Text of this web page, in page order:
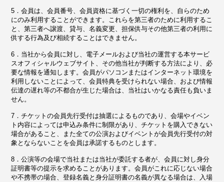
5．会員は、会員番号、会員資格に基づく一切の権利を、自らのため
にのみ利用することができます。これらを第三者のために利用するこ
と、第三者へ譲渡、貸与、名義変更、担保供与その他第三者の利用に
供する行為及び相続することはできません。
6．当社から会員に対し、電子メールおよび当社の運営する本サービ
スオフィシャルウェブサイト、その他当社が判断する方法により、必
要な情報を通知します。会員がパソコンまたはインターネット環境を
利用しないことによって、会員特典を受けられない場合、および情報
伝達の遅れ等の不都合が生じた場合は、当社はいかなる責任も負いま
せん。
7．チケットの会員先行受付は抽選によるものであり、会場やイベン
ト内容によっては申込み条件に制限があり、チケットを購入できない
場合があること、また全ての公演およびイベントが会員先行受付の対
象とならないことを会員は承諾するものとします。
8．公演等の会場で当社または当社が委託する者が、会員に対し身分
証明書等の提示を求めることがあります。会員がこれに応じない場合
や不携帯の場合、登録名義と身分証明書の名義が異なる場合は、入場